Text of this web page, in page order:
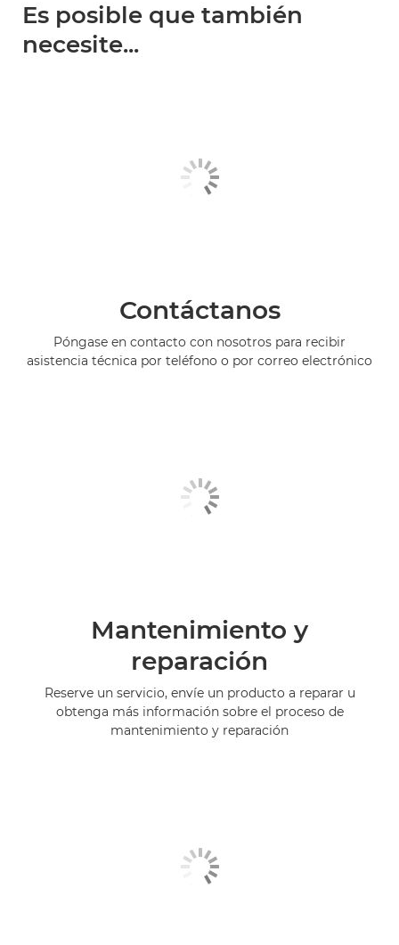
Es posible que también
necesite...
Contáctanos
Póngase en contacto con nosotros para recibir
asistencia técnica por teléfono o por correo electrónico
Mantenimiento y
reparación
Reserve un servicio, envíe un producto a reparar u
obtenga más información sobre el proceso de
mantenimiento y reparación